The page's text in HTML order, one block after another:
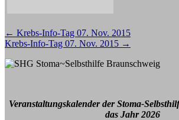
Beitragsnavigation
← Krebs-Info-Tag 07. Nov. 2015
Krebs-Info-Tag 07. Nov. 2015 →
Veranstaltungskalender der Stoma-
das Jahr 2026